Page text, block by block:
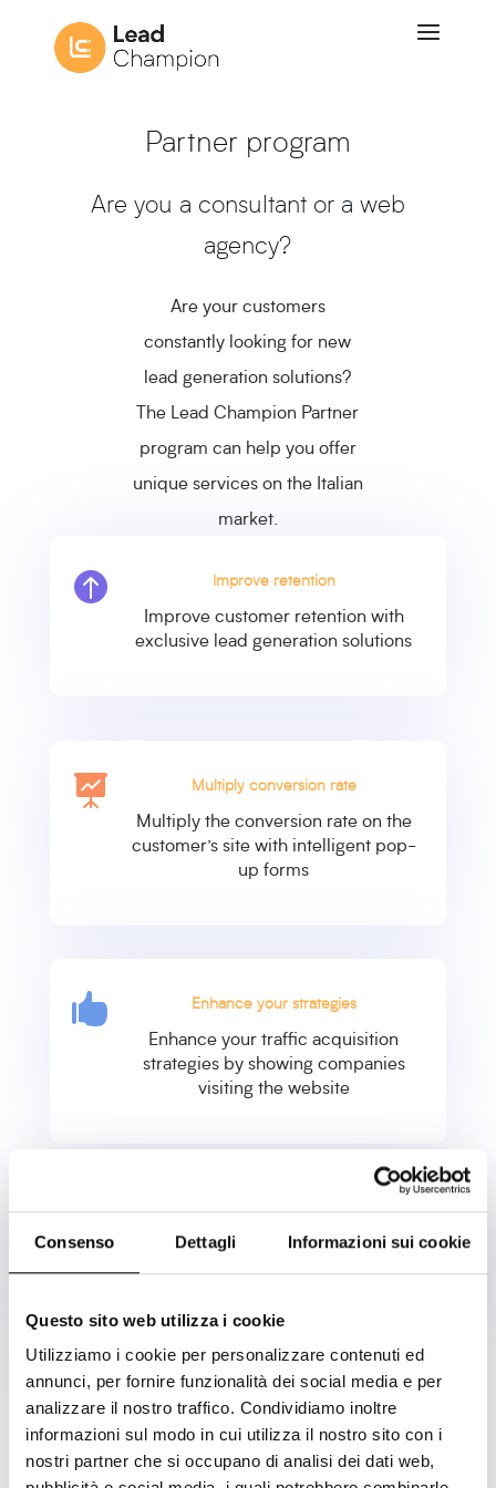
Consenso Dettagli Informazioni sui cookie
Questo sito web utilizza i cookie
Utilizziamo i cookie per personalizzare contenuti ed
annunci, per fornire funzionalità dei social media e per
analizzare il nostro traffico. Condividiamo inoltre
informazioni sul modo in cui utilizza il nostro sito con i
nostri partner che si occupano di analisi dei dati web,
Partner program
Are you a consultant or a web
agency?
Are your customers
constantly looking for new
lead generation solutions?
The Lead Champion Partner
program can help you offer
unique services on the Italian
market.
 Improve retention
Improve customer retention with
exclusive lead generation solutions
 Multiply conversion rate
Multiply the conversion rate on the
customer’s site with intelligent pop-
up forms
 Enhance your strategies
Enhance your traffic acquisition
strategies by showing companies
visiting the website
 Earn fees
Ensure a fee for each license sold to